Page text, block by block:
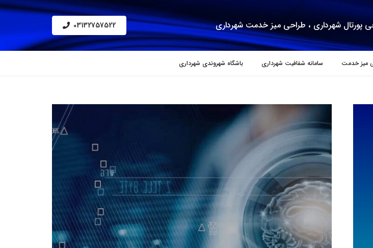
پورتال شهرداری ، طراحی میز خدمت شهرداری 03132757522
میز خدمت سامانه شفافیت شهرداری باشگاه شهروندی شهرداری